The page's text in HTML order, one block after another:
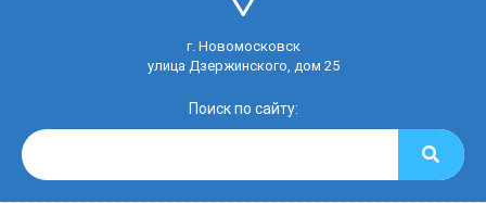
г. Новомосковск
улица Дзержинского, дом 25
Поиск по сайту: